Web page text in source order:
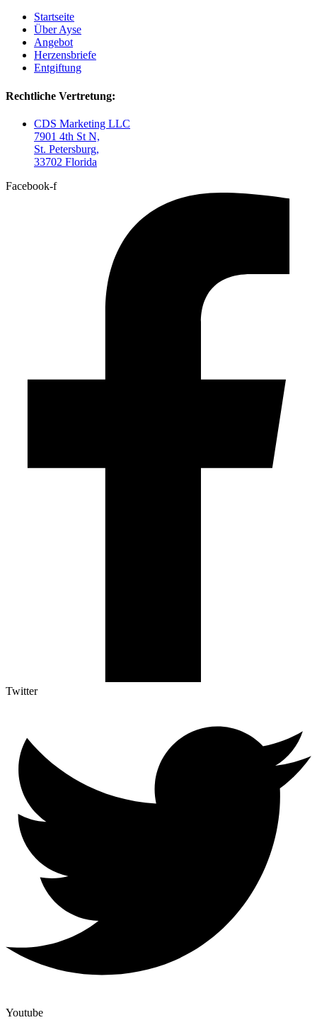
Startseite
Über Ayse
Angebot
Herzensbriefe
Entgiftung
Rechtliche Vertretung:
CDS Marketing LLC
7901 4th St N,
St. Petersburg,
33702 Florida
Facebook-f
Twitter
Youtube